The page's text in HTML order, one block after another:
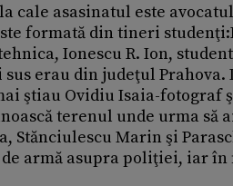
cale asasinatul este
formată din tineri
Ionescu R. Ion,
erau din judeţul
ştiau Ovidiu Isaia-fotograf
terenul unde urma
Stănciulescu Marin şi
armă asupra poliţiei, iar în